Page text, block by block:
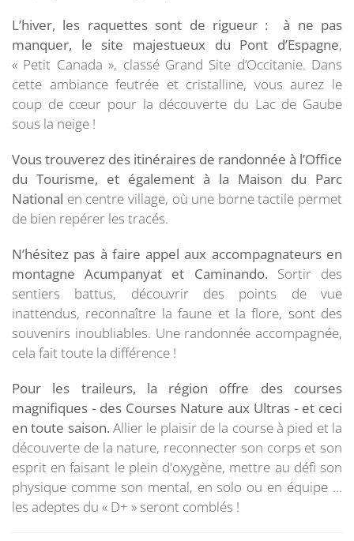
L’hiver, les raquettes sont de rigueur :
à ne pas
manquer, le site majestueux du Pont d’Espagne,
« Petit Canada », classé Grand Site d’Occitanie. Dans
cette ambiance feutrée et cristalline, vous aurez le
coup de cœur pour la découverte du Lac de Gaube
sous la neige !
Vous trouverez des itinéraires de randonnée à l’Office
du Tourisme, et également à la Maison du Parc
National en centre village, où une borne tactile permet
de bien repérer les tracés.
N’hésitez pas à faire appelaux accompagnateurs en
montagneAcumpanyat et Caminando. Sortir des
sentiers battus, découvrir des points de vue
inattendus, reconnaître la faune et la flore, sont des
souvenirs inoubliables. Une randonnée accompagnée,
cela fait toute la différence !
Pour les traileurs, la région offre des courses
magnifiques - des Courses Nature aux Ultras - et ceci
en toute saison. Allier le plaisir de la course à pied et la
découverte de la nature, reconnecter son corps et son
esprit en faisant le plein d'oxygène, mettre au défi son
physique comme son mental, en solo ou en équipe …
les adeptes du « D+ » seront comblés !